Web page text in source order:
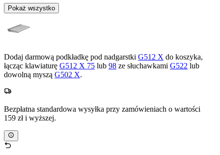
Pokaż wszystko
Dodaj darmową podkładkę pod nadgarstki G512 X do koszyka,
łącząc klawiaturę G512 X 75 lub 98 ze słuchawkami G522 lub
dowolną myszą G502 X.
Bezpłatna standardowa wysyłka przy zamówieniach o wartości
159 zł i wyższej.